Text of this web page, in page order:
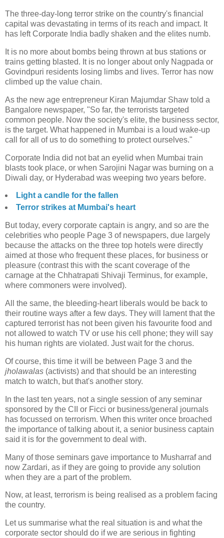
The three-day-long terror strike on the country's financial
capital was devastating in terms of its reach and impact. It
has left Corporate India badly shaken and the elites numb.
It is no more about bombs being thrown at bus stations or
trains getting blasted. It is no longer about only Nagpada or
Govindpuri residents losing limbs and lives. Terror has now
climbed up the value chain.
As the new age entrepreneur Kiran Majumdar Shaw told a
Bangalore newspaper, "So far, the terrorists targeted
common people. Now the society's elite, the business sector,
is the target. What happened in Mumbai is a loud wake-up
call for all of us to do something to protect ourselves."
Corporate India did not bat an eyelid when Mumbai train
blasts took place, or when Sarojini Nagar was burning on a
Diwali day, or Hyderabad was weeping two years before.
Light a candle for the fallen
Terror strikes at Mumbai's heart
But today, every corporate captain is angry, and so are the
celebrities who people Page 3 of newspapers, due largely
because the attacks on the three top hotels were directly
aimed at those who frequent these places, for business or
pleasure (contrast this with the scant coverage of the
carnage at the Chhatrapati Shivaji Terminus, for example,
where commoners were involved).
All the same, the bleeding-heart liberals would be back to
their routine ways after a few days. They will lament that the
captured terrorist has not been given his favourite food and
not allowed to watch TV or use his cell phone; they will say
his human rights are violated. Just wait for the chorus.
Of course, this time it will be between Page 3 and the
jholawalas (activists) and that should be an interesting
match to watch, but that's another story.
In the last ten years, not a single session of any seminar
sponsored by the CII or Ficci or business/general journals
has focussed on terrorism. When this writer once broached
the importance of talking about it, a senior business captain
said it is for the government to deal with.
Many of those seminars gave importance to Musharraf and
now Zardari, as if they are going to provide any solution
when they are a part of the problem.
Now, at least, terrorism is being realised as a problem facing
the country.
Let us summarise what the real situation is and what the
corporate sector should do if we are serious in fighting